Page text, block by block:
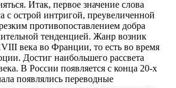
Итак, первое значение слова
с острой интригой, преувеличенной
противопоставлением добра
тенденцией. Жанр возник
века во Франции, то есть во время
Достиг наибольшего рассвета
В России появляется с конца 20-х
появлялись переводные